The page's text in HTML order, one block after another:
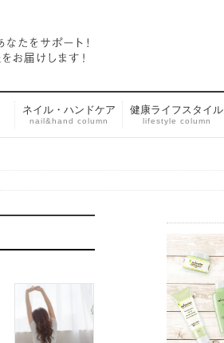
ネイル・ハンドケア
nail&hand column
健康ライフスタイル
lifestyle column